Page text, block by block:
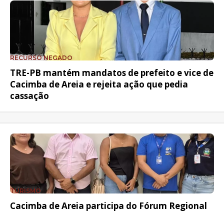
RECURSO NEGADO
TRE-PB mantém mandatos de prefeito e vice de
Cacimba de Areia e rejeita ação que pedia
cassação
TURISMO
Cacimba de Areia participa do Fórum Regional